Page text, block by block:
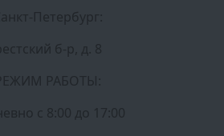
Петербург:
б-р, д. 8
РАБОТЫ:
c 8:00 до 17:00